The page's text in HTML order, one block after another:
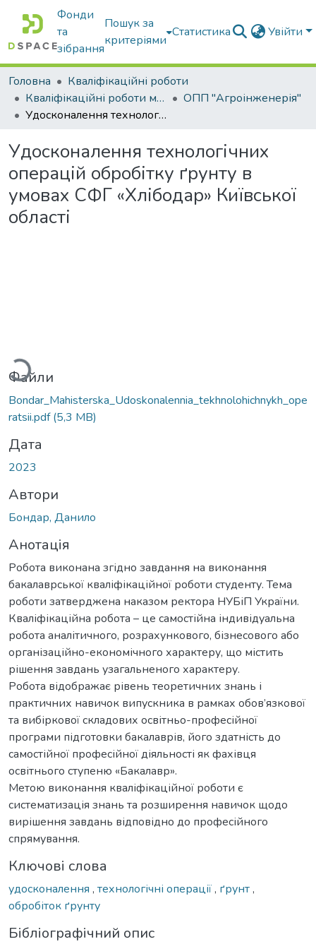
Фонди
та
зібрання
Пошук за
критеріями
Статистика Увійти
Головна
Кваліфікаційні роботи
Кваліфікаційні роботи магістрів
ОПП "Агроінженерія"
Удосконалення технологічних операцій обробітку ґрунту в умовах СФГ «Хлібодар» Київської області
Удосконалення технологічних
операцій обробітку ґрунту в
умовах СФГ «Хлібодар» Київської
області
Файли
Bondar_Mahisterska_Udoskonalennia_tekhnolohichnykh_ope
ratsii.pdf(5,3 MB)
Дата
2023
Автори
Бондар, Данило
Анотація
Робота виконана згідно завдання на виконання
бакалаврської кваліфікаційної роботи студенту. Тема
роботи затверджена наказом ректора НУБіП України.
Кваліфікаційна робота – це самостійна індивідуальна
робота аналітичного, розрахункового, бізнесового або
організаційно-економічного характеру, що містить
рішення завдань узагальненого характеру.
Робота відображає рівень теоретичних знань і
практичних навичок випускника в рамках обов’язкової
та вибіркової складових освітньо-професійної
програми підготовки бакалаврів, його здатність до
самостійної професійної діяльності як фахівця
освітнього ступеню «Бакалавр».
Метою виконання кваліфікаційної роботи є
систематизація знань та розширення навичок щодо
вирішення завдань відповідно до професійного
спрямування.
Ключові слова
удосконалення , технологічні операції, ґрунт,
обробіток ґрунту
Бібліографічний опис